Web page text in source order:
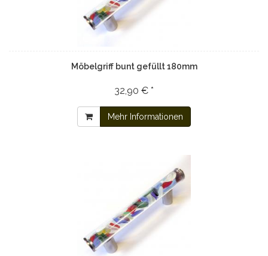
Möbelgriff bunt gefüllt 180mm
32,90 € *
Mehr Informationen